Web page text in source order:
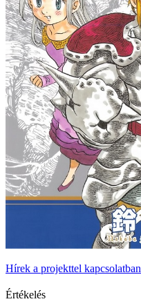
Hírek a projekttel kapcsolatban
Értékelés